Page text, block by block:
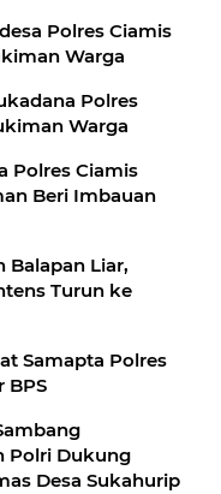
Polres Ciamis
Warga
Polres
Warga
Polres Ciamis
Beri Imbauan
Balapan Liar,
Turun ke
Samapta Polres
BPS
Polri Dukung
Desa Sukahurip